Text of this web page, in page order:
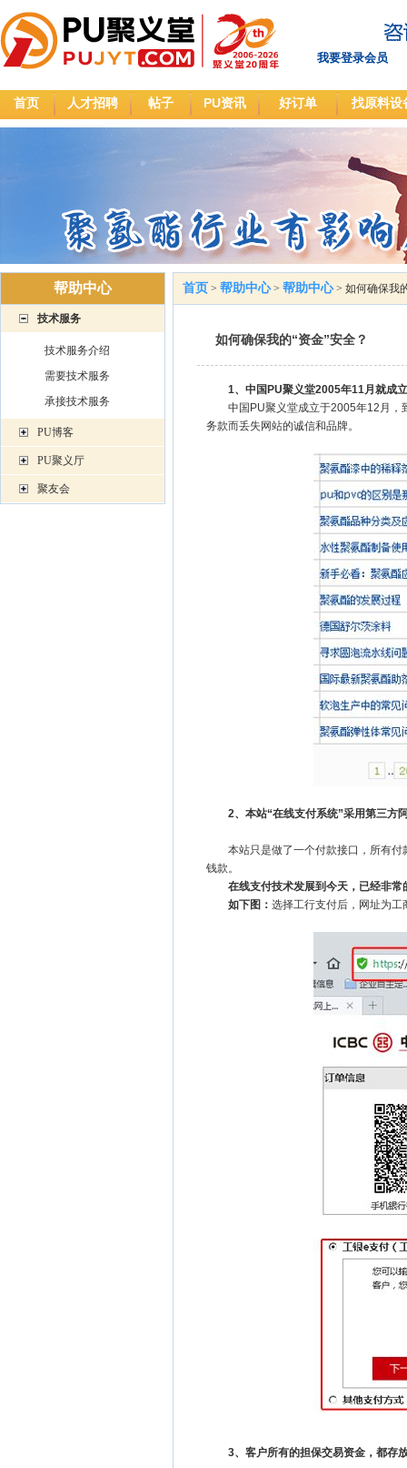
我要登录会员
首页 人才招聘 帖子 PU资讯 好订单 找原料设
首页 > 帮助中心> 帮助中心> 如何确保我
如何确保我的“资金”安全？
1、中国PU聚义堂2005年11月就成立
中国PU聚义堂成立于2005年12月，到
务款而丢失网站的诚信和品牌。
2、本站“在线支付系统”采用第三方阿
本站只是做了一个付款接口，所有付款
钱款。
在线支付技术发展到今天，已经非常
如下图： 选择工行支付后，网址为
3、客户所有的担保交易资金，都存放
帮助中心
技术服务
技术服务介绍
需要技术服务
承接技术服务
PU博客
PU聚义厅
聚友会